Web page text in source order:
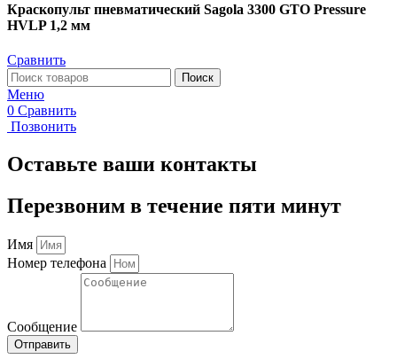
Краскопульт пневматический Sagola 3300 GTO Pressure
HVLP 1,2 мм
Сравнить
Поиск
Меню
0 Сравнить
Позвонить
Оставьте ваши контакты
Перезвоним в течение пяти минут
Имя
Номер телефона
Сообщение
Отправить